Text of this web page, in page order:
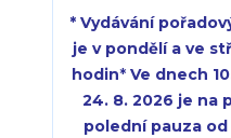
* Vydávání
je v pondělí a ve
hodin* Ve dnech
24. 8. 2026 je na
polední pauza od